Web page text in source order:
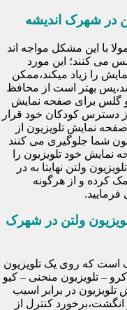
در شهرک اندیشه
با این مشکل مواجه اند
می کنند؛ این مورد
را زیاد میکند،ممکن
بهتر است از محافظ
گلس برای صفحه نمایش
از دسترس کودکان خود قرار
نمایش تلویزیون از
شما جلوگیری می کنند
خود تلویزیون را
ولتن نهایتا به در
کرده و از هرگونه
ولتن در شهرک
که روی یک تلویزیون
ال ای دی – ۳ بعدی – کرو – تلویزیون منحنی – کیو
در برابر اسیب
کنترل از